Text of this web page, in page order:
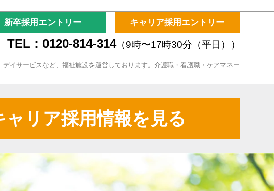
新卒採用エントリー キャリア採用エントリー
TEL：0120-814-314（9時〜17時30分（平日））
イサービスなど、福祉施設を運営しております。介護職・看護職・ケアマネー
ャリア採用情報を見る